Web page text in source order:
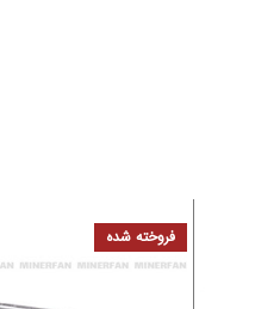
فروخته شده